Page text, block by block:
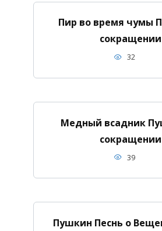
Пир во время чумы
сокращении
32
Медный всадник
сокращении
39
Пушкин Песнь о